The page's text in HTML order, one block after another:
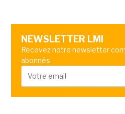
NEWSLETTER LMI
Recevez notre newsletter
abonnés